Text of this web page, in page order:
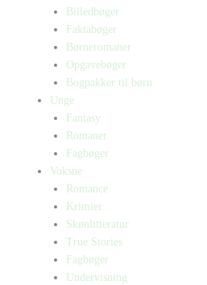
Billedbøger
Faktabøger
Børneromaner
Opgavebøger
Bogpakker til børn
Unge
Fantasy
Romaner
Fagbøger
Voksne
Romance
Krimier
Skønlitteratur
True Stories
Fagbøger
Undervisning